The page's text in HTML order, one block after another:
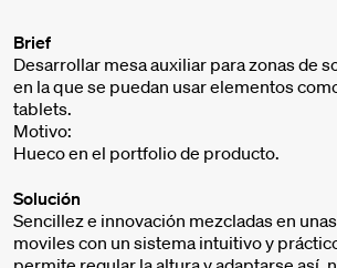
Brief
Desarrollar mesa auxiliar para zonas de
en la que se puedan usar elementos
tablets.
Motivo:
Hueco en el portfolio de producto.
Solución
Sencillez e innovación mezcladas en
moviles con un sistema intuitivo y